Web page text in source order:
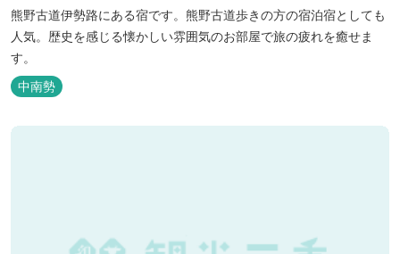
熊野古道伊勢路にある宿です。熊野古道歩きの方の宿泊宿としても
人気。歴史を感じる懐かしい雰囲気のお部屋で旅の疲れを癒せま
す。
中南勢